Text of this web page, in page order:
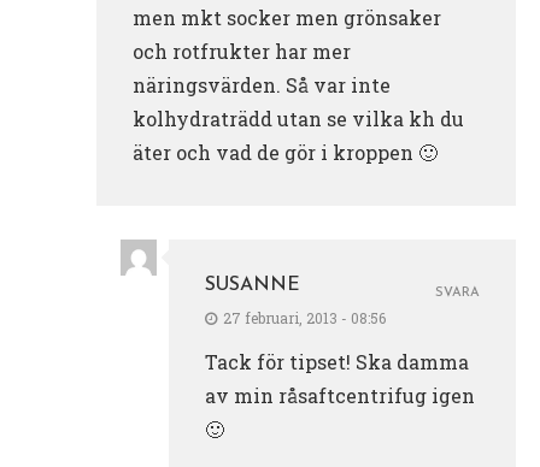
men mkt socker men grönsaker
och rotfrukter har mer
näringsvärden. Så var inte
kolhydraträdd utan se vilka kh du
äter och vad de gör i kroppen 🙂
SUSANNE
27 februari, 2013 - 08:56
Tack för tipset! Ska damma
av min råsaftcentrifug igen
🙂
SVARA